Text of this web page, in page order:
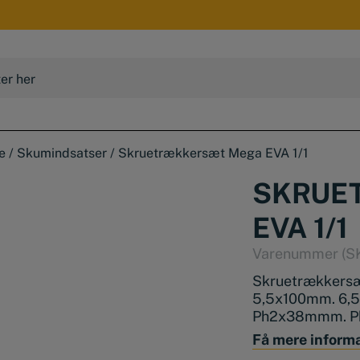
/ Skumindsatser / Skruetrækkersæt Mega EVA 1/1
EVA 1/1
Varenummer
5,5x100mm.
Ph2x38mmm.
Pz2x100mm.
25x100mm.
Få mere